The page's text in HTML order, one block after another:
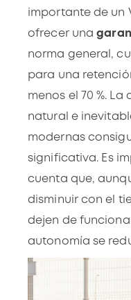
importante de un
ofrecer una
norma general,
para una
menos el 70 %.
natural e
modernas
significativa. Es
cuenta que,
disminuir con el
dejen de
autonomía se